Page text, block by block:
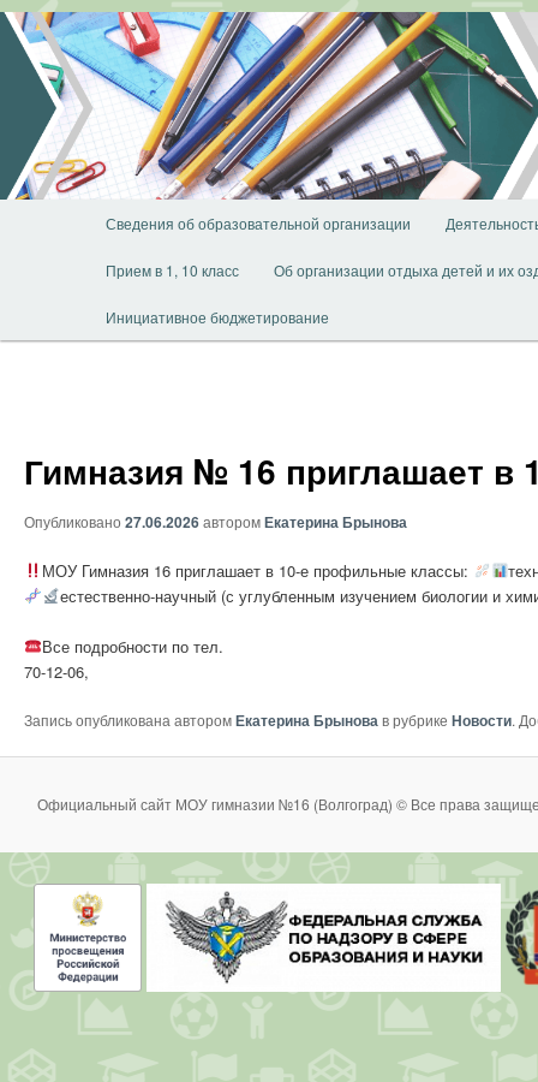
Перейти
основному
содержимому
Сведения об образовательной организации
Прием в 1, 10 класс Об организации отдыха детей и их
Инициативное бюджетирование
Гимназия № 16 приглашает
Опубликовано 27.06.2026авторомЕкатерина Брынова
МОУ Гимназия 16 приглашает в 10-е профильные классы:
естественно-научный (с углубленным изучением биологии и
Все подробности по тел.
70-12-06,
Запись опубликована авторомЕкатерина Брыновав рубрике Новости.
Официальный сайт МОУ гимназии №16 (Волгоград) © Все права